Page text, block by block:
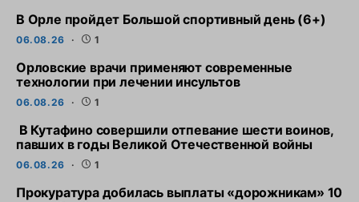
В Орле пройдет Большой спортивный день (6+)
06.08.26 1
Орловские врачи применяют современные
технологии при лечении инсультов
06.08.26 1
В Кутафино совершили отпевание шести воинов,
павших в годы Великой Отечественной войны
06.08.26 1
Прокуратура добилась выплаты «дорожникам» 10